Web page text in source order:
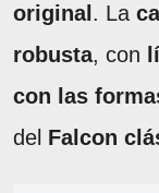
original . La
robusta, con
con las
del Falcon